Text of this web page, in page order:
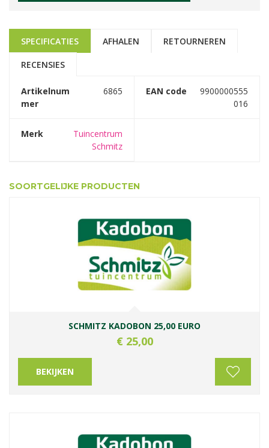
SPECIFICATIES AFHALEN RETOURNEREN
RECENSIES
Artikelnum
mer
6865 EAN code
9900000555
016
Merk
Tuincentrum
Schmitz
SOORTGELIJKE PRODUCTEN
SCHMITZ KADOBON 25,00 EURO
€ 25,00
BEKIJKEN